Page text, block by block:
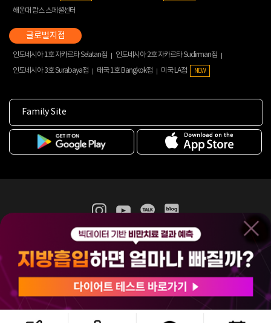
해운대 람스 스페셜센터
인도네시아 1호 자카르타 Selatan점
인도네시아 2호 자카르타 Sudirman점
인도네시아 3호 Surabaya점
태국 1호 Bangkok점 미국 LA점 NEW
Family Site
365mc 병·의원 이용약관
홈페이지 이용약관
비급여진료수가
(주)365mcㅣ서울특별시 서초구 서초대로52길 7, 3~4층(서초동, 제일빌딩)
120-87-04354ㅣ김남철
COPYRIGHT(C) 2025 365mc. ALL RIGHTS RESERVED.